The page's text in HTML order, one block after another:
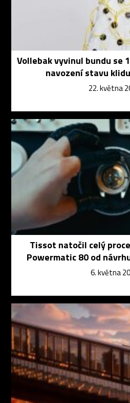
Vollebak vyvinul bundu se
navození stavu
22. května
Tissot natočil celý
Powermatic 80 od
6. května